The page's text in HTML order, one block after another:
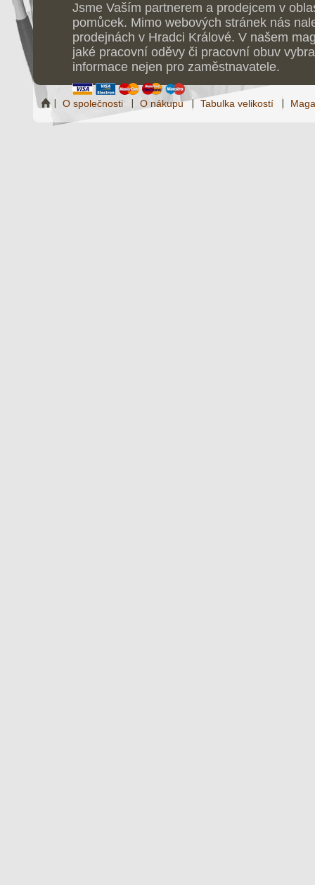
Jsme Vaším partnerem a prodejcem v
pomůcek. Mimo webových stránek nás
prodejnách v Hradci Králové. V našem
jaké pracovní oděvy či pracovní obuv
informace nejen pro zaměstnavatele.
O společnosti O nákupu Tabulka velikostí